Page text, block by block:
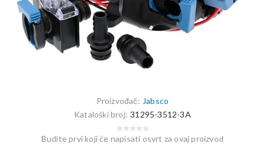
Proizvođač: Jabsco
Kataloški broj: 31295-3512-3A
Budite prvi koji će napisati osvrt za ovaj proizvod